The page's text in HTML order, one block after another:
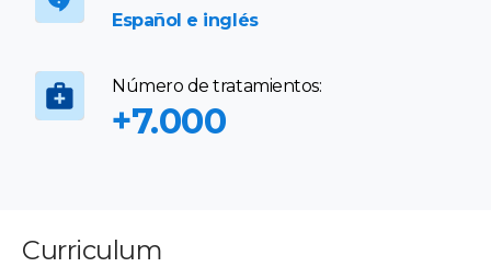
Español e inglés
Número de tratamientos:
+7.000
Curriculum